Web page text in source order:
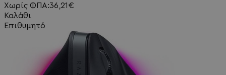
Χωρίς ΦΠΑ:36,21€
Καλάθι
Επιθυμητό